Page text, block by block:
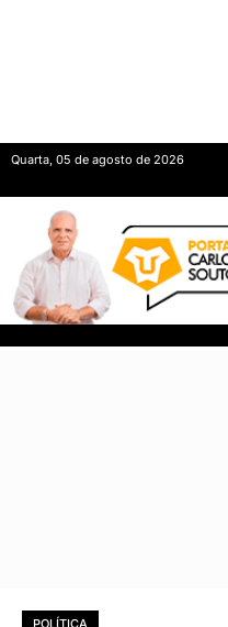
Quarta, 05 de agosto de 2026
POLÍTICA